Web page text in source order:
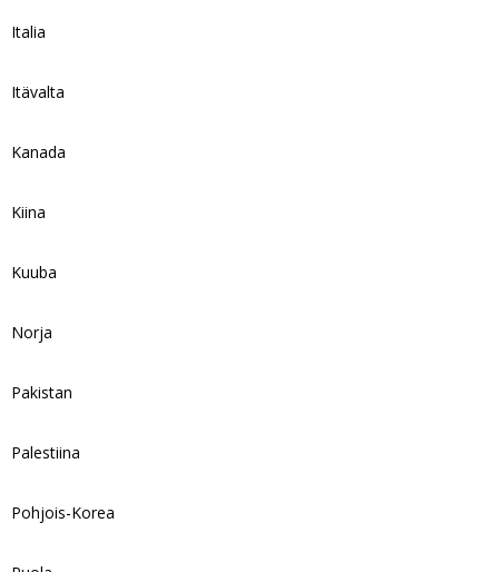
Italia
Itävalta
Kanada
Kiina
Kuuba
Norja
Pakistan
Palestiina
Pohjois-Korea